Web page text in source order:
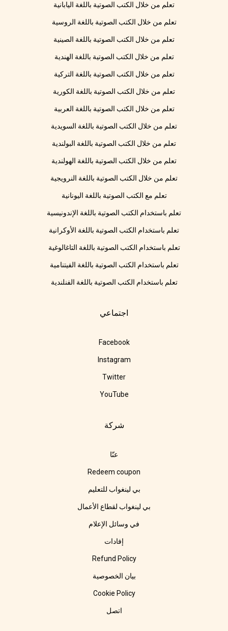
تعلم من خلال الكتب الصوتية باللغة اليابانية
تعلم من خلال الكتب الصوتية باللغة الروسية
تعلم من خلال الكتب الصوتية باللغة الصينية
تعلم من خلال الكتب الصوتية باللغة الهندية
تعلم من خلال الكتب الصوتية باللغة التركية
تعلم من خلال الكتب الصوتية باللغة الكورية
تعلم من خلال الكتب الصوتية باللغة العربية
تعلم من خلال الكتب الصوتية باللغة السويدية
تعلم من خلال الكتب الصوتية باللغة البولندية
تعلم من خلال الكتب الصوتية باللغة الهولندية
تعلم من خلال الكتب الصوتية باللغة النرويجية
تعلم مع الكتب الصوتية باللغة اليونانية
تعلم باستخدام الكتب الصوتية باللغة الإندونيسية
تعلم باستخدام الكتب الصوتية باللغة الأوكرانية
تعلم باستخدام الكتب الصوتية باللغة التاغالوغية
تعلم باستخدام الكتب الصوتية باللغة الفيتنامية
تعلم باستخدام الكتب الصوتية باللغة الفنلندية
اجتماعي
Facebook
Instagram
Twitter
YouTube
شركة
عنّا
Redeem coupon
بي لينغواب للتعليم
بي لينغواب لقطاع الأعمال
في وسائل الإعلام
إفادات
Refund Policy
بيان الخصوصية
Cookie Policy
اتصل